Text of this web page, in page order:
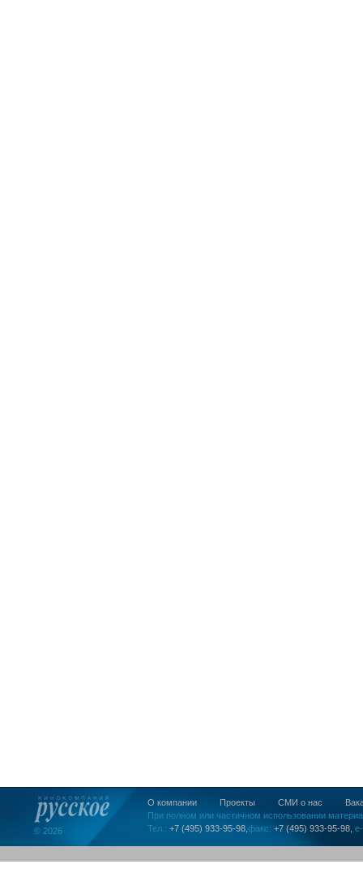
© 2026
О компании Проекты СМИ о нас
При полном или частичном использовании
Тел.: +7 (495) 933-95-98, факс: +7 (495) 933-95-98,